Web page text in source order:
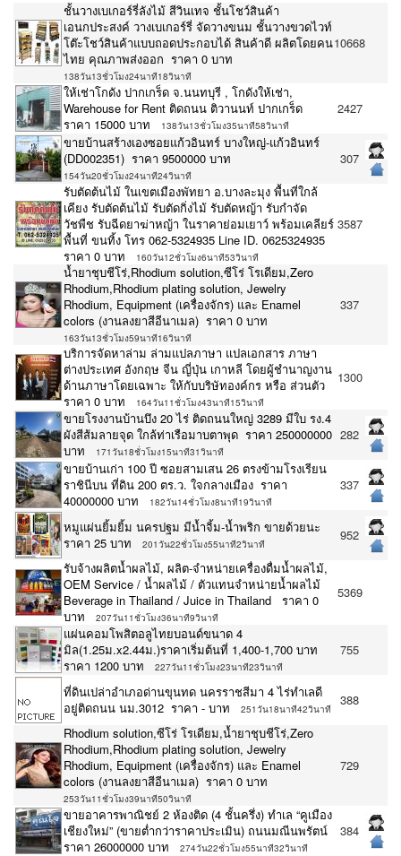
ชั้นวางเบเกอร์รี่ลังไม้ สีวินเทจ ชั้นโชว์สินค้า
เอนกประสงค์ วางเบเกอร์รี่ จัดวางขนม ชั้นวางขวดไวท์
โต๊ะโชว์สินค้าแบบถอดประกอบได้ สินค้าดี ผลิตโดยคน
ไทย คุณภาพส่งออก ราคา 0 บาท
138วัน13ชั่วโมง24นาที18วินาที
10668
ให้เช่าโกดัง ปากเกร็ด จ.นนทบุรี , โกดังให้เช่า,
Warehouse for Rent ติดถนน ติวานนท์ ปากเกร็ด
ราคา 15000 บาท
138วัน13ชั่วโมง35นาที58วินาที
2427
ขายบ้านสร้างเองซอยแก้วอินทร์ บางใหญ่-แก้วอินทร์
(DD002351) ราคา 9500000 บาท
154วัน20ชั่วโมง24นาที24วินาที
307
รับตัดต้นไม้ ในเขตเมืองพัทยา อ.บางละมุง พื้นที่ใกล้
เคียง รับตัดต้นไม้ รับตัดกิ่งไม้ รับตัดหญ้า รับกำจัด
วัชพืช รับฉีดยาฆ่าหญ้า ในราคาย่อมเยาว์ พร้อมเคลียร์
พื้นที่ ขนทิ้ง โทร 062-5324935 Line ID. 0625324935
ราคา 0 บาท
160วัน12ชั่วโมง6นาที53วินาที
3587
น้ำยาชุบชีโร่,Rhodium solution,ซีโร่ โรเดียม,Zero
Rhodium,Rhodium plating solution, Jewelry
Rhodium, Equipment (เครื่องจักร) และ Enamel
colors (งานลงยาสีอีนาเมล) ราคา 0 บาท
163วัน13ชั่วโมง59นาที16วินาที
337
บริการจัดหาล่าม ล่ามแปลภาษา แปลเอกสาร ภาษา
ต่างประเทศ อังกฤษ จีน ญี่ปุ่น เกาหลี โดยผู้ชำนาญงาน
ด้านภาษาโดยเฉพาะ ให้กับบริษัทองค์กร หรือ ส่วนตัว
ราคา 0 บาท
164วัน11ชั่วโมง43นาที15วินาที
1300
ขายโรงงานบ้านบึง 20 ไร่ ติดถนนใหญ่ 3289 มีใบ รง.4
ผังสีส้มลายจุด ใกล้ท่าเรือมาบตาพุด ราคา 250000000
บาท
171วัน18ชั่วโมง15นาที31วินาที
282
ขายบ้านเก่า 100 ปี ซอยสามเสน 26 ตรงข้ามโรงเรียน
ราชินีบน ที่ดิน 200 ตร.ว. ใจกลางเมือง ราคา
40000000 บาท
182วัน14ชั่วโมง8นาที19วินาที
337
หมูแผ่นยิ้มยิ้ม นครปฐม มีน้ำจิ้ม-น้ำพริก ขายด้วยนะ
ราคา 25 บาท
201วัน22ชั่วโมง55นาที2วินาที
952
รับจ้างผลิตน้ำผลไม้, ผลิต-จำหน่ายเครื่องดื่มน้ำผลไม้,
OEM Service / น้ำผลไม้ / ตัวแทนจำหน่ายน้ำผลไม้
Beverage in Thailand / Juice in Thailand ราคา 0
บาท
207วัน11ชั่วโมง36นาที9วินาที
5369
แผ่นคอมโพสิตอลูไทยบอนด์ขนาด 4
มิล(1.25ม.x2.44ม.)ราคาเริ่มต้นที่ 1,400-1,700 บาท
ราคา 1200 บาท
227วัน11ชั่วโมง23นาที23วินาที
755
ที่ดินเปล่าอำเภอด่านขุนทด นครราชสีมา 4 ไร่ทำเลดี
อยู่ติดถนน นม.3012 ราคา - บาท
251วัน18นาที42วินาที
388
Rhodium solution,ซีโร่ โรเดียม,น้ำยาชุบชีโร่,Zero
Rhodium,Rhodium plating solution, Jewelry
Rhodium, Equipment (เครื่องจักร) และ Enamel
colors (งานลงยาสีอีนาเมล) ราคา 0 บาท
253วัน11ชั่วโมง39นาที50วินาที
729
ขายอาคารพาณิชย์ 2 ห้องติด (4 ชั้นครึ่ง) ทำเล “คูเมือง
เชียงใหม่” (ขายต่ำกว่าราคาประเมิน) ถนนมณีนพรัตน์
ราคา 26000000 บาท
274วัน22ชั่วโมง55นาที32วินาที
384